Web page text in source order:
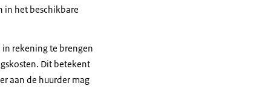
in het beschikbare
rekening te brengen
Dit betekent
aan de huurder mag